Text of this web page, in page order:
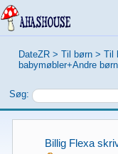
DateZR > Til børn > Til
babymøbler+Andre
Søg:
Billig Flexa